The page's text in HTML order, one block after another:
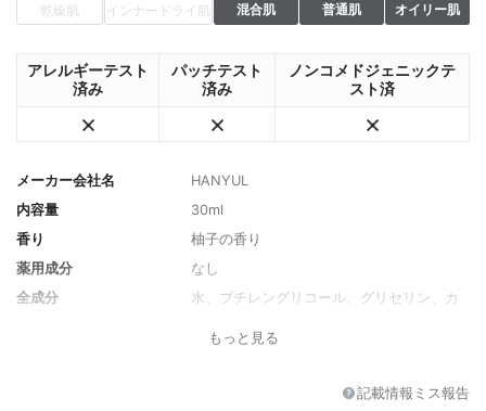
乾燥肌 インナードライ肌 混合肌 普通肌 オイリー肌
アレルギーテスト
済み
パッチテスト
済み
ノンコメドジェニックテ
スト済
メーカー会社名
HANYUL
内容量
30ml
香り
柚子の香り
薬用成分
なし
全成分
水、ブチレングリコール、グリセリン、カ
アシナミド、 1,2-ヘキサネジオール、クニ
ンテノール、シトラスユズピールオイルト
もっと見る
記載情報ミス報告